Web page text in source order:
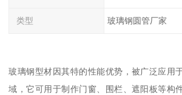
类型 玻璃钢圆管厂家
玻璃钢型材因其特的性能优势，被广泛应用
域，它可用于制作门窗、围栏、遮阳板等构